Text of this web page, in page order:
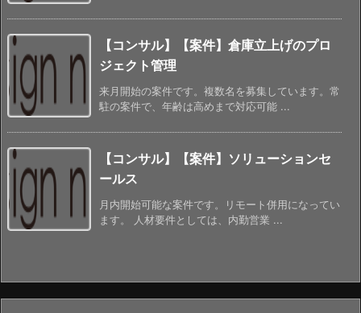
【コンサル】【案件】倉庫立上げのプロ
ジェクト管理
来月開始の案件です。複数名を募集しています。常
駐の案件で、年齢は高めまで対応可能 ...
【コンサル】【案件】ソリューションセ
ールス
月内開始可能な案件です。リモート併用になってい
ます。 人材要件としては、内勤営業 ...